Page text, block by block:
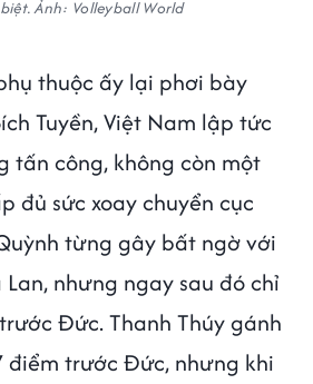
Ảnh: Volleyball World
thuộc ấy lại phơi bày
Tuyền, Việt Nam lập tức
tấn công, không còn một
đủ sức xoay chuyển cục
từng gây bất ngờ với
nhưng ngay sau đó chỉ
Đức. Thanh Thúy gánh
điểm trước Đức, nhưng khi